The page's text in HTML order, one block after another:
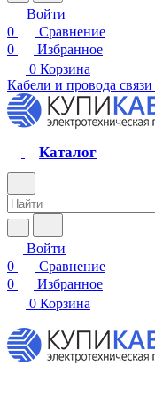
Войти
0
Сравнение
0
Избранное
0 Корзина
Кабели и провода связи
Каталог
Войти
0
Сравнение
0
Избранное
0 Корзина